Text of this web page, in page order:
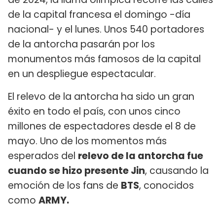
de la capital francesa el domingo -día
nacional- y el lunes. Unos 540 portadores
de la antorcha pasarán por los
monumentos más famosos de la capital
en un despliegue espectacular.
El relevo de la antorcha ha sido un gran
éxito en todo el país, con unos cinco
millones de espectadores desde el 8 de
mayo. Uno de los momentos más
esperados del relevo de la antorcha fue
cuando se hizo presente Jin, causando la
emoción de los fans de BTS, conocidos
como ARMY.